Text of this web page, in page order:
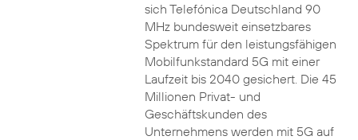
sich Telefónica Deutschland 90
MHz bundesweit einsetzbares
Spektrum für den leistungsfähigen
Mobilfunkstandard 5G mit einer
Laufzeit bis 2040 gesichert. Die 45
Millionen Privat- und
Geschäftskunden des
Unternehmens werden mit 5G auf